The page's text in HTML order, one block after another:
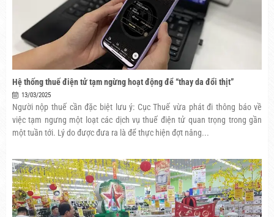
Hệ thống thuế điện tử tạm ngừng hoạt động để “thay da đổi thịt”
13/03/2025
Người nộp thuế cần đặc biệt lưu ý: Cục Thuế vừa phát đi thông báo về
việc tạm ngưng một loạt các dịch vụ thuế điện tử quan trọng trong gần
một tuần tới. Lý do được đưa ra là để thực hiện đợt nâng...